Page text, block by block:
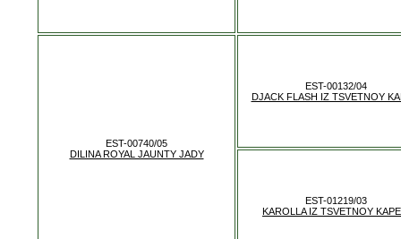
EST-00740/05
DILINA ROYAL JAUNTY JADY
EST-00132/04
DJACK FLASH IZ TSVETNOY
EST-01219/03
KAROLLA IZ TSVETNOY